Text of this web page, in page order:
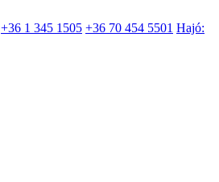
+36 1 345 1505 +36 70 454 5501 Hajó: